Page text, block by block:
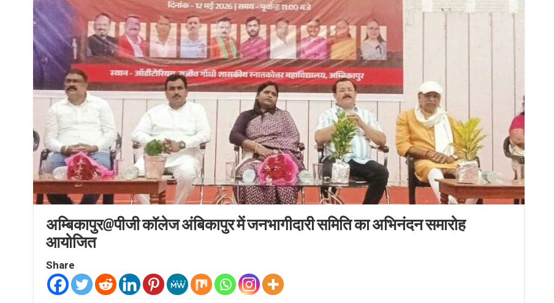
अम्बिकापुर@पीजी कॉलेज अंबिकापुर में जनभागीदारी समिति का अभिनंदन समारोह
आयोजित
Share